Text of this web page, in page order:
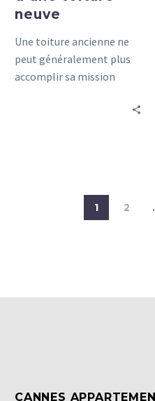
neuve
Une toiture ancienne ne
peut généralement plus
accomplir sa mission
survenir si le toit est trop
1 2
CANNES